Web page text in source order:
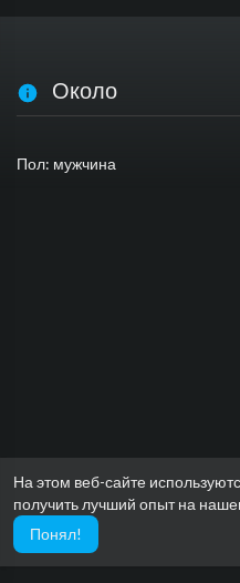
На этом веб-сайте
получить лучший опыт на
Понял!
Около
Пол: мужчина